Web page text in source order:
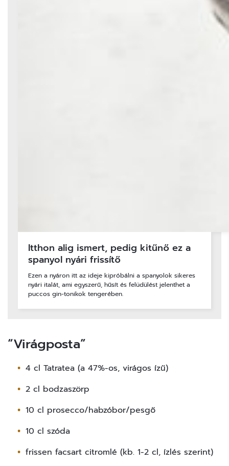
Itthon alig ismert, pedig kitűnő ez a
spanyol nyári frissítő
Ezen a nyáron itt az ideje kipróbálni a spanyolok sikeres
nyári italát, ami egyszerű, hűsít és felüdülést jelenthet a
puccos gin-tonikok tengerében.
“Virágposta”
4 cl Tatratea (a 47%-os, virágos ízű)
2 cl bodzaszörp
10 cl prosecco/habzóbor/pesgő
10 cl szóda
frissen facsart citromlé (kb. 1-2 cl, ízlés szerint)